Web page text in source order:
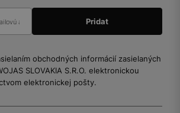
obchodných informácií zasielaných
SLOVAKIA S.R.O. elektronickou
elektronickej pošty.